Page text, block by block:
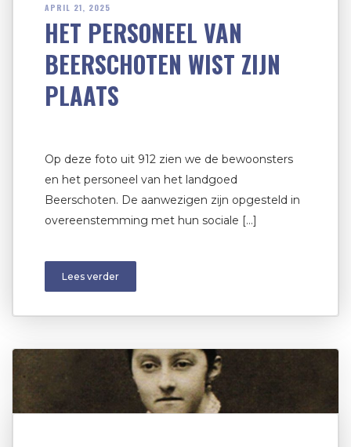
APRIL 21, 2025
HET PERSONEEL VAN
BEERSCHOTEN WIST ZIJN
PLAATS
Op deze foto uit 912 zien we de bewoonsters
en het personeel van het landgoed
Beerschoten. De aanwezigen zijn opgesteld in
overeenstemming met hun sociale […]
Lees verder